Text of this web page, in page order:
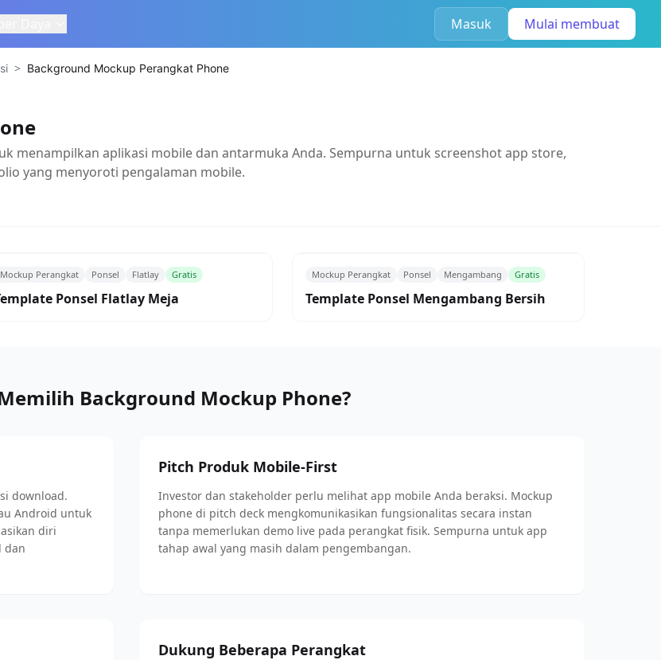
Masuk Mulai membuat
> Background Mockup Perangkat Phone
menampilkan aplikasi mobile dan antarmuka Anda. Sempurna untuk screenshot app store,
yang menyoroti pengalaman mobile.
Mockup Perangkat Ponsel Flatlay Gratis
Ponsel Flatlay Meja
Mockup Perangkat Ponsel Mengambang Gratis
Template Ponsel Mengambang Bersih
Background Mockup Phone?
download.
Android untuk
diri
dan
Pitch Produk Mobile-First
Investor dan stakeholder perlu melihat app mobile Anda beraksi. Mockup
phone di pitch deck mengkomunikasikan fungsionalitas secara instan
tanpa memerlukan demo live pada perangkat fisik. Sempurna untuk app
tahap awal yang masih dalam pengembangan.
Dukung Beberapa Perangkat